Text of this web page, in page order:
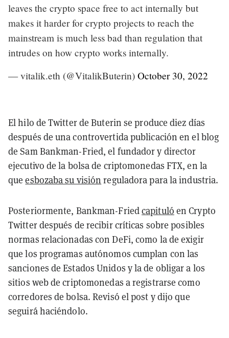
leaves the crypto space free to act internally but
makes it harder for crypto projects to reach the
mainstream is much less bad than regulation that
intrudes on how crypto works internally.
— vitalik.eth (@VitalikButerin) October 30, 2022
El hilo de Twitter de Buterin se produce diez días
después de una controvertida publicación en el blog
de Sam Bankman-Fried, el fundador y director
ejecutivo de la bolsa de criptomonedas FTX, en la
queesbozaba su visión reguladora para la industria.
Posteriormente, Bankman-Friedcapituló en Crypto
Twitter después de recibir críticas sobre posibles
normas relacionadas con DeFi, como la de exigir
que los programas autónomos cumplan con las
sanciones de Estados Unidos y la de obligar a los
sitios web de criptomonedas a registrarse como
corredores de bolsa. Revisó el post y dijo que
seguirá haciéndolo.